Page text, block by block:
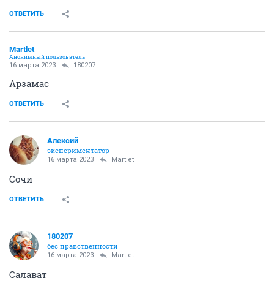
ОТВЕТИТЬ
Мartlet
Анонимный пользователь
16 марта 2023 180207
Арзамас
ОТВЕТИТЬ
Алексий
экспериментатор
16 марта 2023 Мartlet
Сочи
ОТВЕТИТЬ
180207
бес нравственности
16 марта 2023 Мartlet
Салават